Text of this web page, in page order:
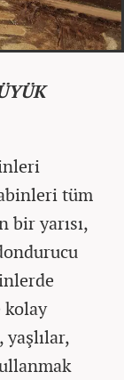
tüm
bir yarısı,
kolay
yaşlılar,